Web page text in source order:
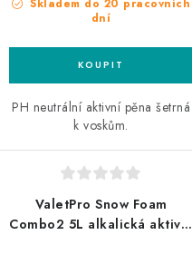
Skladem do 20 pracovních
dní
PH neutrální aktivní pěna šetrná
k voskům.
ValetPro Snow Foam
Combo2 5L alkalická aktivní